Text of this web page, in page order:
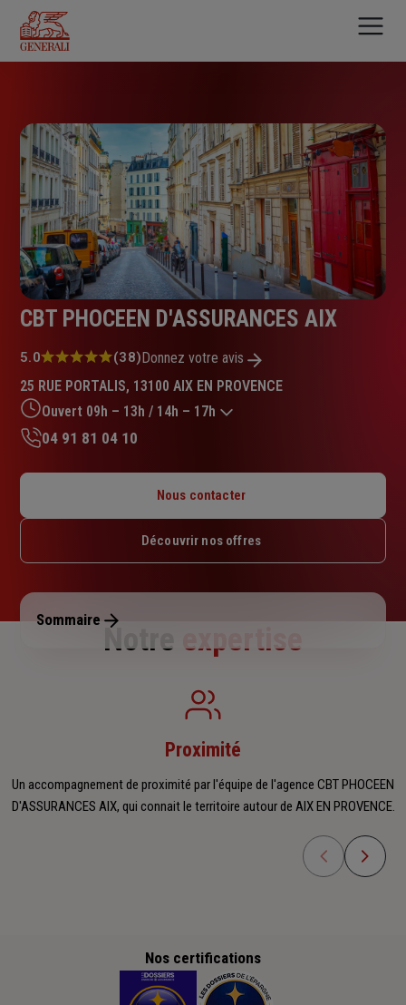
contenu
principal
CBT PHOCEEN D'ASSURANCES AIX
Note
5.0
sur
5
étoiles
5.0 (38)Donnez votre avis
25 RUE PORTALIS, 13100 AIX EN PROVENCE
Ouvert 09h – 13h / 14h – 17h
Mardi : 09h – 13h / 14h – 17h
Jeudi : 09h – 13h / 14h – 17h
Dimanche : Fermé
04 91 81 04 10
Nous contacter
Découvrir nos offres
Sommaire
Notre expertise
Proximité
Un accompagnement de proximité par l'équipe de l'agence CBT PHOCEEN
D'ASSURANCES AIX, qui connait le territoire autour de AIX EN PROVENCE.
Nos certifications